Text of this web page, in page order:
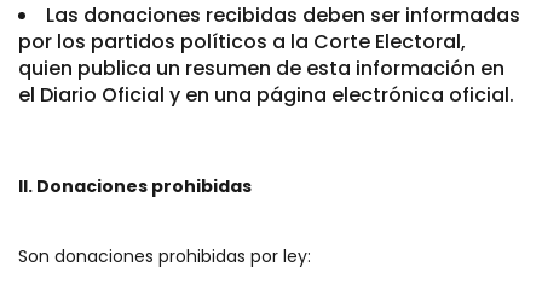
Las donaciones recibidas deben ser informadas
por los partidos políticos a la Corte Electoral,
quien publica un resumen de esta información en
el Diario Oficial y en una página electrónica oficial.
II. Donaciones prohibidas
Son donaciones prohibidas por ley: